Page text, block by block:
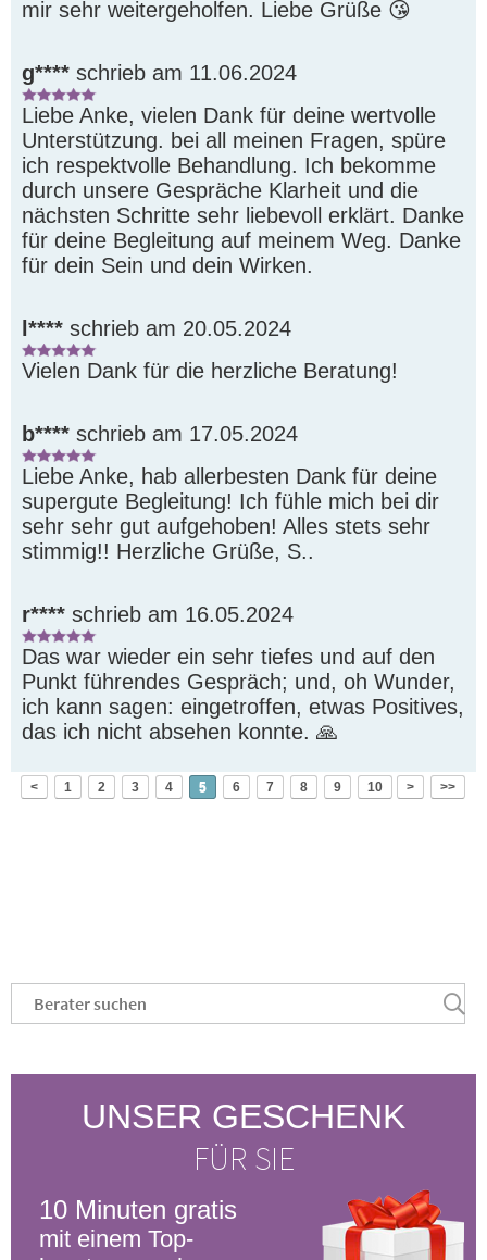
mir sehr weitergeholfen. Liebe Grüße 😘
g**** schrieb am 11.06.2024
Liebe Anke, vielen Dank für deine wertvolle
Unterstützung. bei all meinen Fragen, spüre
ich respektvolle Behandlung. Ich bekomme
durch unsere Gespräche Klarheit und die
nächsten Schritte sehr liebevoll erklärt. Danke
für deine Begleitung auf meinem Weg. Danke
für dein Sein und dein Wirken.
l**** schrieb am 20.05.2024
Vielen Dank für die herzliche Beratung!
b**** schrieb am 17.05.2024
Liebe Anke, hab allerbesten Dank für deine
supergute Begleitung! Ich fühle mich bei dir
sehr sehr gut aufgehoben! Alles stets sehr
stimmig!! Herzliche Grüße, S..
r**** schrieb am 16.05.2024
Das war wieder ein sehr tiefes und auf den
Punkt führendes Gespräch; und, oh Wunder,
ich kann sagen: eingetroffen, etwas Positives,
das ich nicht absehen konnte. 🙏
< 1 2 3 4 5 6 7 8 9 10 > >>
UNSER GESCHENK
FÜR SIE
10 Minuten gratis
mit einem Top-